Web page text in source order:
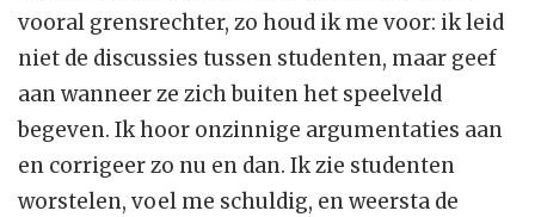
vooral grensrechter, zo houd ik me voor: ik leid
niet de discussies tussen studenten, maar geef
aan wanneer ze zich buiten het speelveld
begeven. Ik hoor onzinnige argumentaties aan
en corrigeer zo nu en dan. Ik zie studenten
worstelen, voel me schuldig, en weersta de